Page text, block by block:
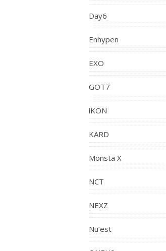
Day6
Enhypen
EXO
GOT7
iKON
KARD
Monsta X
NCT
NEXZ
Nu’est